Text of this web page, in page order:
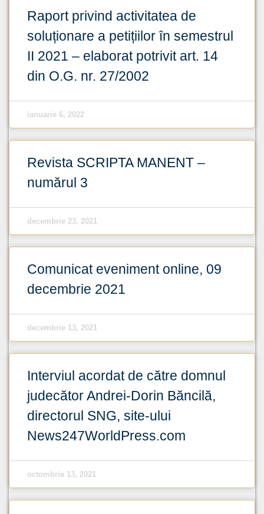
Raport privind activitatea de
soluționare a petițiilor în semestrul
II 2021 – elaborat potrivit art. 14
din O.G. nr. 27/2002
ianuarie 6, 2022
Revista SCRIPTA MANENT –
numărul 3
decembrie 23, 2021
Comunicat eveniment online, 09
decembrie 2021
decembrie 13, 2021
Interviul acordat de către domnul
judecător Andrei-Dorin Băncilă,
directorul SNG, site-ului
News247WorldPress.com
octombrie 13, 2021